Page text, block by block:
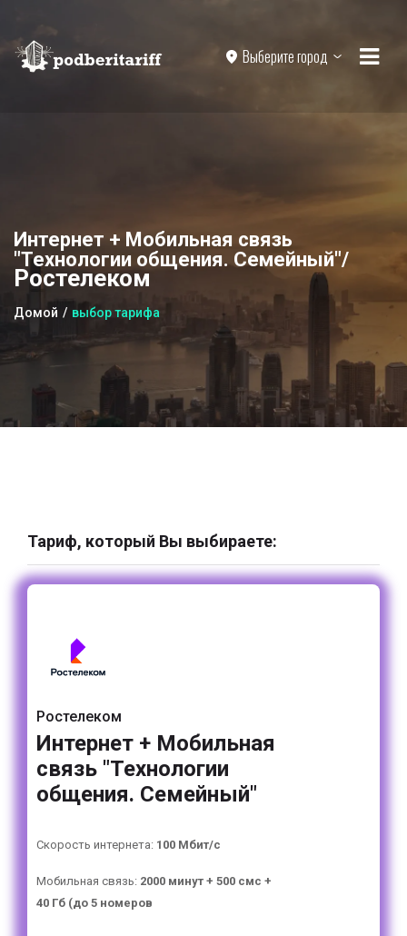
Выберите город
Интернет + Мобильная связь
"Технологии общения. Семейный"/
Ростелеком
Домой выбор тарифа
Тариф, который Вы выбираете:
Ростелеком
Интернет + Мобильная
связь "Технологии
общения. Семейный"
Скорость интернета: 100 Мбит/с
Мобильная связь: 2000 минут + 500 смс +
40 Гб (до 5 номеров